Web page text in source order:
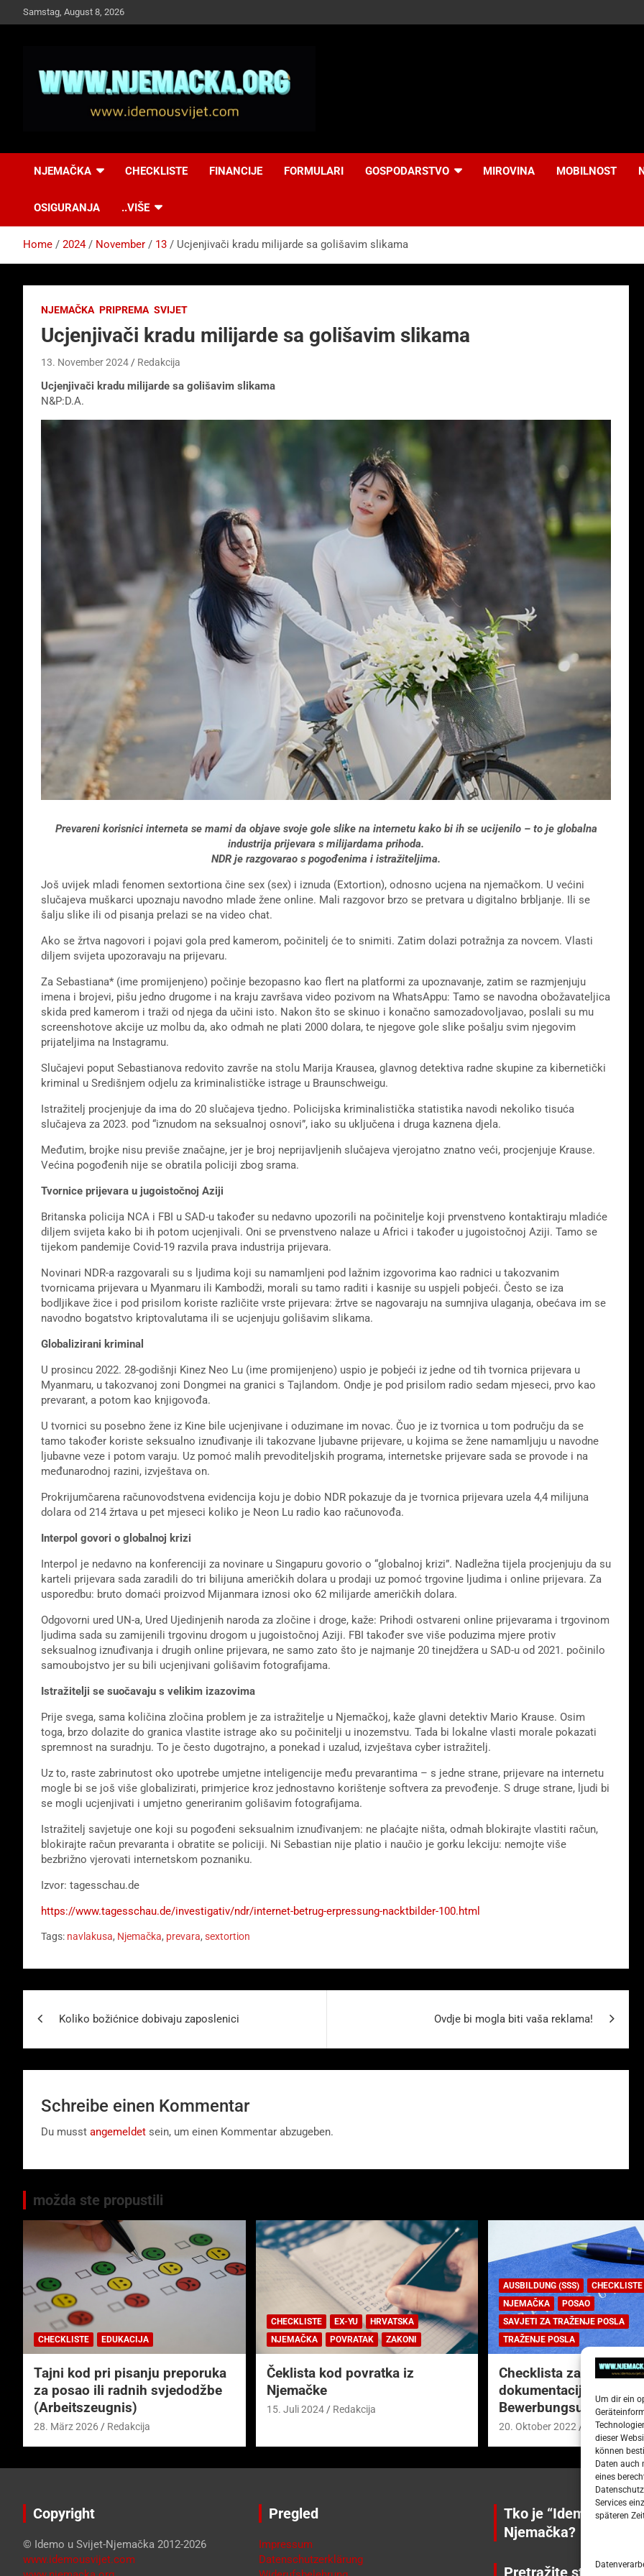
Um dir ein
dieser
können
Daten auch
eines
Services
späteren
to
Samstag, August 8, 2026
Idemo u Svijet-
NJEMAČKA CHECKLISTE FINANCIJE FORMULARI GOSPODARSTVO MIROVINA MOBILNOST
OSIGURANJA ..VIŠE
Home 2024 November 13 Ucjenjivači kradu milijarde sa golišavim slikama
NJEMAČKA PRIPREMA SVIJET
Ucjenjivači kradu milijarde sa golišavim slikama
13. November 2024 Redakcija
Ucjenjivači kradu milijarde sa golišavim slikama
N&P:D.A.
Prevareni korisnici interneta se mami da objave svoje gole slike na internetu kako bi ih se ucijenilo – to je globalna
industrija prijevara s milijardama prihoda.
NDR je razgovarao s pogođenima i istražiteljima.
Još uvijek mladi fenomen sextortiona čine sex (sex) i iznuda (Extortion), odnosno ucjena na njemačkom. U većini
slučajeva muškarci upoznaju navodno mlade žene online. Mali razgovor brzo se pretvara u digitalno brbljanje. Ili se
šalju slike ili od pisanja prelazi se na video chat.
Ako se žrtva nagovori i pojavi gola pred kamerom, počinitelj će to snimiti. Zatim dolazi potražnja za novcem. Vlasti
diljem svijeta upozoravaju na prijevaru.
Za Sebastiana* (ime promijenjeno) počinje bezopasno kao flert na platformi za upoznavanje, zatim se razmjenjuju
imena i brojevi, pišu jedno drugome i na kraju završava video pozivom na WhatsAppu: Tamo se navodna obožavateljica
skida pred kamerom i traži od njega da učini isto. Nakon što se skinuo i konačno samozadovoljavao, poslali su mu
screenshotove akcije uz molbu da, ako odmah ne plati 2000 dolara, te njegove gole slike pošalju svim njegovim
prijateljima na Instagramu.
Slučajevi poput Sebastianova redovito završe na stolu Marija Krausea, glavnog detektiva radne skupine za kibernetički
kriminal u Središnjem odjelu za kriminalističke istrage u Braunschweigu.
Istražitelj procjenjuje da ima do 20 slučajeva tjedno. Policijska kriminalistička statistika navodi nekoliko tisuća
slučajeva za 2023. pod “iznudom na seksualnoj osnovi”, iako su uključena i druga kaznena djela.
Međutim, brojke nisu previše značajne, jer je broj neprijavljenih slučajeva vjerojatno znatno veći, procjenjuje Krause.
Većina pogođenih nije se obratila policiji zbog srama.
Tvornice prijevara u jugoistočnoj Aziji
Britanska policija NCA i FBI u SAD-u također su nedavno upozorili na počinitelje koji prvenstveno kontaktiraju mladiće
diljem svijeta kako bi ih potom ucjenjivali. Oni se prvenstveno nalaze u Africi i također u jugoistočnoj Aziji. Tamo se
tijekom pandemije Covid-19 razvila prava industrija prijevara.
Novinari NDR-a razgovarali su s ljudima koji su namamljeni pod lažnim izgovorima kao radnici u takozvanim
tvornicama prijevara u Myanmaru ili Kambodži, morali su tamo raditi i kasnije su uspjeli pobjeći. Često se iza
bodljikave žice i pod prisilom koriste različite vrste prijevara: žrtve se nagovaraju na sumnjiva ulaganja, obećava im se
navodno bogatstvo kriptovalutama ili se ucjenjuju golišavim slikama.
Globalizirani kriminal
U prosincu 2022. 28-godišnji Kinez Neo Lu (ime promijenjeno) uspio je pobjeći iz jedne od tih tvornica prijevara u
Myanmaru, u takozvanoj zoni Dongmei na granici s Tajlandom. Ondje je pod prisilom radio sedam mjeseci, prvo kao
prevarant, a potom kao knjigovođa.
U tvornici su posebno žene iz Kine bile ucjenjivane i oduzimane im novac. Čuo je iz tvornica u tom području da se
tamo također koriste seksualno iznuđivanje ili takozvane ljubavne prijevare, u kojima se žene namamljuju u navodne
ljubavne veze i potom varaju. Uz pomoć malih prevoditeljskih programa, internetske prijevare sada se provode i na
međunarodnoj razini, izvještava on.
Prokrijumčarena računovodstvena evidencija koju je dobio NDR pokazuje da je tvornica prijevara uzela 4,4 milijuna
dolara od 214 žrtava u pet mjeseci koliko je Neon Lu radio kao računovođa.
Interpol govori o globalnoj krizi
Interpol je nedavno na konferenciji za novinare u Singapuru govorio o “globalnoj krizi”. Nadležna tijela procjenjuju da su
karteli prijevara sada zaradili do tri bilijuna američkih dolara u prodaji uz pomoć trgovine ljudima i online prijevara. Za
usporedbu: bruto domaći proizvod Mijanmara iznosi oko 62 milijarde američkih dolara.
Odgovorni ured UN-a, Ured Ujedinjenih naroda za zločine i droge, kaže: Prihodi ostvareni online prijevarama i trgovinom
ljudima sada su zamijenili trgovinu drogom u jugoistočnoj Aziji. FBI također sve više poduzima mjere protiv
seksualnog iznuđivanja i drugih online prijevara, ne samo zato što je najmanje 20 tinejdžera u SAD-u od 2021. počinilo
samoubojstvo jer su bili ucjenjivani golišavim fotografijama.
Istražitelji se suočavaju s velikim izazovima
Prije svega, sama količina zločina problem je za istražitelje u Njemačkoj, kaže glavni detektiv Mario Krause. Osim
toga, brzo dolazite do granica vlastite istrage ako su počinitelji u inozemstvu. Tada bi lokalne vlasti morale pokazati
spremnost na suradnju. To je često dugotrajno, a ponekad i uzalud, izvještava cyber istražitelj.
Uz to, raste zabrinutost oko upotrebe umjetne inteligencije među prevarantima – s jedne strane, prijevare na internetu
mogle bi se još više globalizirati, primjerice kroz jednostavno korištenje softvera za prevođenje. S druge strane, ljudi bi
se mogli ucjenjivati ​​i umjetno generiranim golišavim fotografijama.
Istražitelj savjetuje one koji su pogođeni seksualnim iznuđivanjem: ne plaćajte ništa, odmah blokirajte vlastiti račun,
blokirajte račun prevaranta i obratite se policiji. Ni Sebastian nije platio i naučio je gorku lekciju: nemojte više
bezbrižno vjerovati internetskom poznaniku.
Izvor: tagesschau.de
https://www.tagesschau.de/investigativ/ndr/internet-betrug-erpressung-nacktbilder-100.html
Tags: navlakusa, Njemačka, prevara, sextortion
Koliko božićnice dobivaju zaposlenici Ovdje bi mogla biti vaša reklama!
Schreibe einen Kommentar
Du musst angemeldet sein, um einen Kommentar abzugeben.
možda ste propustili
CHECKLISTE EDUKACIJA
Tajni kod pri pisanju preporuka
za posao ili radnih svjedodžbe
(Arbeitszeugnis)
28. März 2026 Redakcija
CHECKLISTE EX-YU
HRVATSKA
NJEMAČKA
POVRATAK ZAKONI
Čeklista kod povratka iz
Njemačke
15. Juli 2024 Redakcija
AUSBILDUNG (SSS)
CHECKLISTE
NJEMAČKA
POSAO
SAVJETI ZA TRAŽENJE POSLA
TRAŽENJE POSLA
Checklista za prijavnu
dokumentaciju (njem.
20. Oktober 2022 Redakcija
Copyright
© Idemo u Svijet-Njemačka 2012-2026
www.idemousvijet.com
Pregled
Impressum
Datenschutzerklärung
Tko je “Idemo u
Njemačka?
Pretražite stranicu: